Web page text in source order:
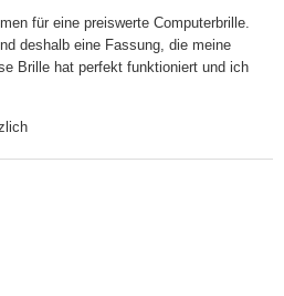
für eine preiswerte Computerbrille.
deshalb eine Fassung, die meine
Brille hat perfekt funktioniert und ich